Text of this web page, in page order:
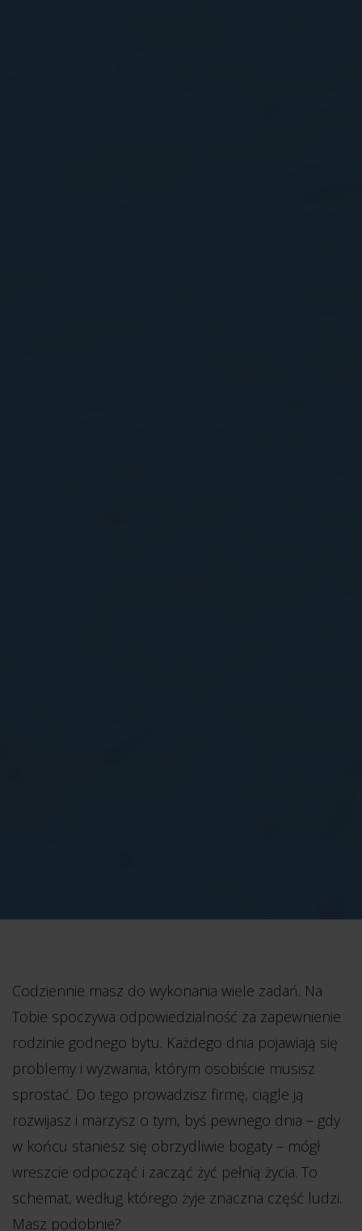
Codziennie masz do wykonania wiele zadań. Na
Tobie spoczywa odpowiedzialność za zapewnienie
rodzinie godnego bytu. Każdego dnia pojawiają się
problemy i wyzwania, którym osobiście musisz
sprostać. Do tego prowadzisz firmę, ciągle ją
rozwijasz i marzysz o tym, byś pewnego dnia – gdy
w końcu staniesz się obrzydliwie bogaty – mógł
wreszcie odpocząć i zacząć żyć pełnią życia. To
schemat, według którego żyje znaczna część ludzi.
Masz podobnie?